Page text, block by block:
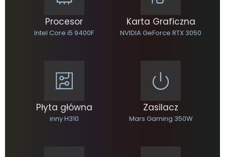
Procesor
Intel Core i5 9400F
Karta Graficzna
NVIDIA GeForce RTX 3050
Płyta główna
inny H310
Zasilacz
Mars Gaming 350W